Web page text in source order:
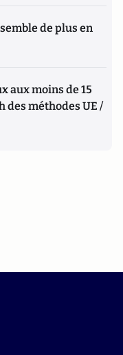
de plus en
aux moins de 15
des méthodes UE /